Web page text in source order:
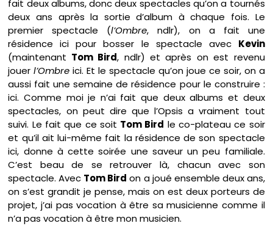
fait deux albums, donc deux spectacles qu’on a tournés
deux ans après la sortie d’album à chaque fois. Le
premier spectacle (l’Ombre, ndlr), on a fait une
résidence ici pour bosser le spectacle avec Kevin
(maintenant Tom Bird, ndlr) et après on est revenu
jouerl’Ombre ici. Et le spectacle qu’on joue ce soir, on a
aussi fait une semaine de résidence pour le construire :
ici. Comme moi je n’ai fait que deux albums et deux
spectacles, on peut dire que l’Opsis a vraiment tout
suivi. Le fait que ce soit Tom Bird le co-plateau ce soir
et qu’il ait lui-même fait la résidence de son spectacle
ici, donne à cette soirée une saveur un peu familiale.
C’est beau de se retrouver là, chacun avec son
spectacle. Avec Tom Bird on a joué ensemble deux ans,
on s’est grandit je pense, mais on est deux porteurs de
projet, j’ai pas vocation à être sa musicienne comme il
n’a pas vocation à être mon musicien.